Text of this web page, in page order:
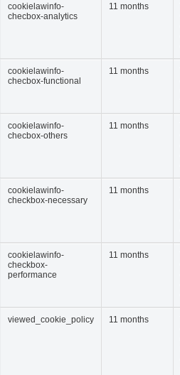
cookielawinfo-
checbox-analytics
11 months
cookielawinfo-
checbox-functional
11 months
cookielawinfo-
checbox-others
11 months
cookielawinfo-
checkbox-necessary
11 months
cookielawinfo-
checkbox-
performance
11 months
viewed_cookie_policy 11 months